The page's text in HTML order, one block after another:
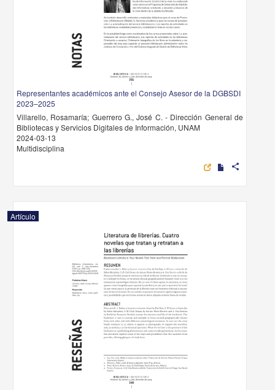
Representantes académicos ante el Consejo Asesor de la DGBSDI
2023–2025
Villarello, Rosamaría; Guerrero G., José C. - Dirección General de
Bibliotecas y Servicios Digitales de Información, UNAM
2024-03-13
Multidisciplina
share
Artículo